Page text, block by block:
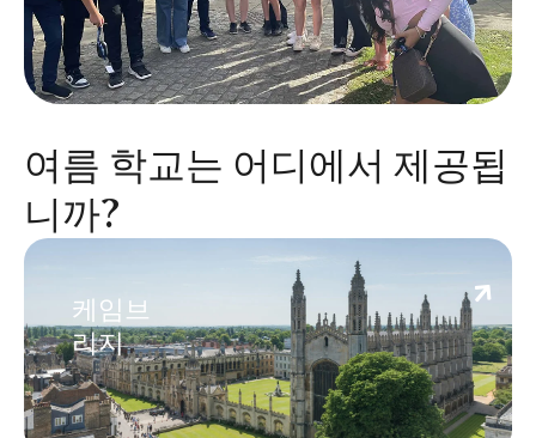
여름 학교는 어디에서 제공됩
니까?
Cambridge
케임브
리지